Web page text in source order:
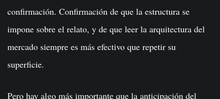
confirmación. Confirmación de que la estructura se
impone sobre el relato, y de que leer la arquitectura del
mercado siempre es más efectivo que repetir su
superficie.
Pero hay algo más importante que la anticipación del